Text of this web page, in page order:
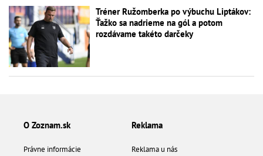
Tréner Ružomberka po výbuchu Liptákov:
Ťažko sa nadrieme na gól a potom
rozdávame takéto darčeky
O Zoznam.sk
Právne informácie
Reklama
Reklama u nás